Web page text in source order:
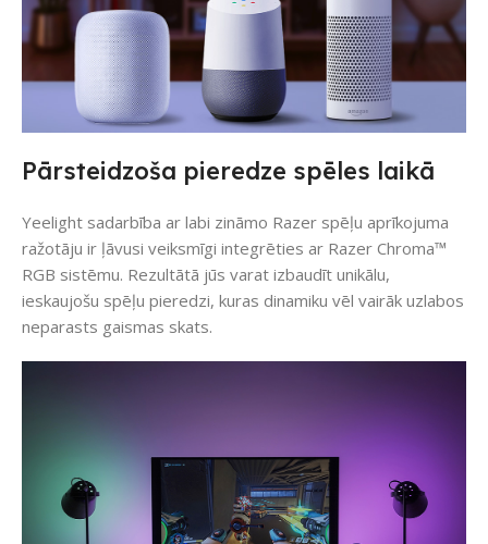
Pārsteidzoša pieredze spēles laikā
Yeelight sadarbība ar labi zināmo Razer spēļu aprīkojuma
ražotāju ir ļāvusi veiksmīgi integrēties ar Razer Chroma™
RGB sistēmu. Rezultātā jūs varat izbaudīt unikālu,
ieskaujošu spēļu pieredzi, kuras dinamiku vēl vairāk uzlabos
neparasts gaismas skats.